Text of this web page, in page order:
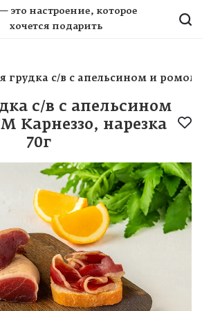
это настроение, которое
хочется подарить
грудка с/в с апельсином и
с/в с апельсином
Карнеззо, нарезка
70г